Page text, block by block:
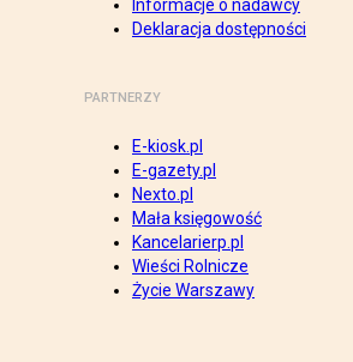
Informacje o nadawcy
Deklaracja dostępności
PARTNERZY
E-kiosk.pl
E-gazety.pl
Nexto.pl
Mała księgowość
Kancelarierp.pl
Wieści Rolnicze
Życie Warszawy